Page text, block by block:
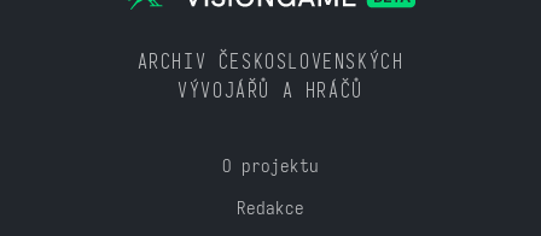
ARCHIV ČESKOSLOVENSKÝCH
VÝVOJÁŘŮ A HRÁČŮ
O projektu
Redakce